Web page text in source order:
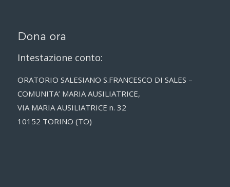
Dona ora
Intestazione conto:
ORATORIO SALESIANO S.FRANCESCO DI SALES –
COMUNITA’ MARIA AUSILIATRICE,
VIA MARIA AUSILIATRICE n. 32
10152 TORINO (TO)